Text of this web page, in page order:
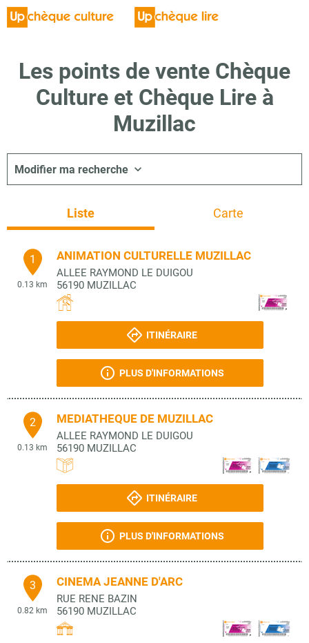
Les points de vente Chèque
Culture et Chèque Lire à
Muzillac
Modifier ma recherche
Liste Carte
1
0.13 km
ANIMATION CULTURELLE MUZILLAC
ALLEE RAYMOND LE DUIGOU
56190 MUZILLAC
ITINÉRAIRE
PLUS D'INFORMATIONS
2
0.13 km
MEDIATHEQUE DE MUZILLAC
ALLEE RAYMOND LE DUIGOU
56190 MUZILLAC
ITINÉRAIRE
PLUS D'INFORMATIONS
3
0.82 km
CINEMA JEANNE D'ARC
RUE RENE BAZIN
56190 MUZILLAC